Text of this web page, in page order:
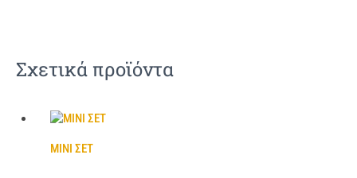
Σχετικά προϊόντα
ΜΙΝΙ ΣΕΤ